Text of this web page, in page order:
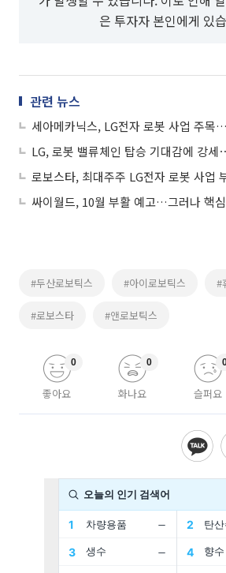
은 투자자 본인에게 있
관련 뉴스
LG, 로봇 밸류체인 탑승 기대감에 강
#두산로보틱스 #아이로보틱스 #
#로보스타 #앤로보틱스
좋아요
0
화나요
0
슬퍼요